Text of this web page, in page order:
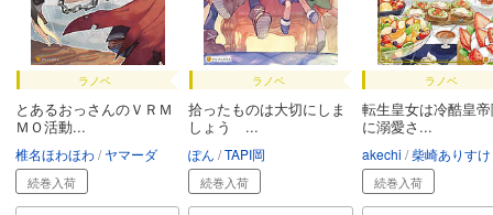
ラノベ
とあるおっさんのＶＲＭ
ＭＯ活動...
椎名ほわほわ ヤマーダ
続巻入荷
ラノベ
拾ったものは大切にしま
しょう ...
ぽん TAPI岡
続巻入荷
ラノベ
転生皇女は冷酷皇
に溺愛さ...
akechi 柴崎ありすけ
続巻入荷